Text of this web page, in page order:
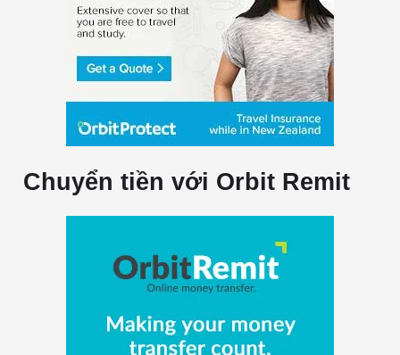
Chuyển tiền với Orbit Remit